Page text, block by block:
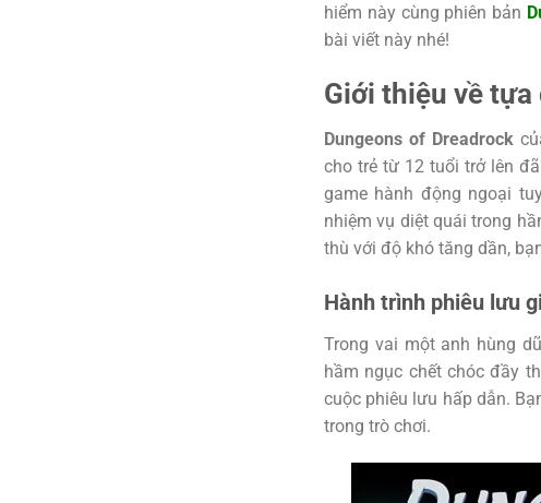
hiểm này cùng phiên bản
bài viết này nhé!
Giới thiệu về
Dungeons of Dreadrock
cho trẻ từ 12 tuổi trở lên
game hành động ngoại
nhiệm vụ diệt quái trong
thù với độ khó tăng dần,
Hành trình phiêu lưu
Trong vai một anh hùng
hầm ngục chết chóc đầy
cuộc phiêu lưu hấp dẫn.
trong trò chơi.